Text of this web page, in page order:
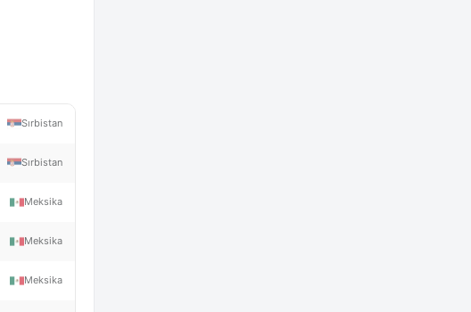
Sırbistan
Sırbistan
Meksika
Meksika
Meksika